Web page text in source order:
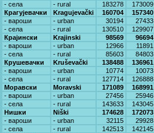
- села
- rural 183278 173009
Крагујевачки
Kragujevački 160704 157340
- вароши
- urban 30194 27433
- села
- rural 130510 129907
Крајински
Krajinski 98569 96694
- вароши
- urban 12966 11891
- села
- rural 85603 84803
Крушевачки
Kruševački 138488 136961
- вароши
- urban 10774 10073
- села
- rural 127714 126888
Моравски
Moravski 171089 168991
- вароши
- urban 27456 25946
- села
- rural 143633 143045
Нишки
Niški 174628 172073
- вароши
- urban 32115 29928
- села
- rural 142513 142145